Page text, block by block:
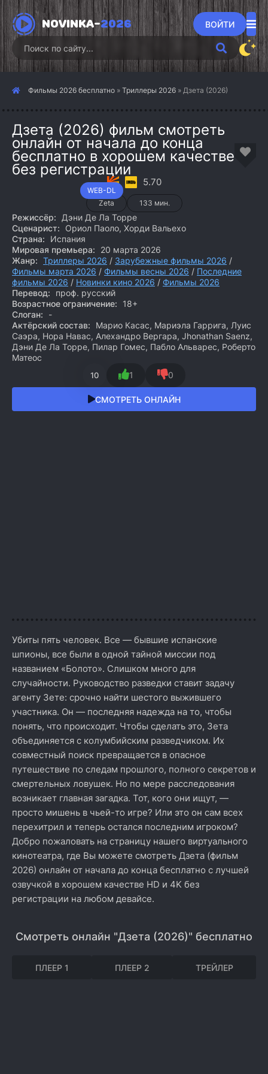
NOVINKA-2026 ВОЙТИ
Фильмы 2026 бесплатно » Триллеры 2026 » Дзета (2026)
Дзета (2026) фильм смотреть
онлайн от начала до конца
бесплатно в хорошем качестве
без регистрации
WEB-DL
5.70
Zeta 133 мин.
Режиссёр:
Дэни Де Ла Торре
Сценарист:
Ориол Паоло, Хорди Вальехо
Страна:
Испания
Мировая премьера:
20 марта 2026
Жанр: Триллеры 2026 / Зарубежные фильмы 2026 /
Фильмы марта 2026 / Фильмы весны 2026 / Последние
фильмы 2026 / Новинки кино 2026 / Фильмы 2026
Перевод:
проф. русский
Возрастное ограничение:
18+
Слоган:
-
Актёрский состав:
Марио Касас, Мариэла Гаррига, Луис
Саэра, Нора Навас, Алехандро Вергара, Jhonathan Saenz,
Дэни Де Ла Торре, Пилар Гомес, Пабло Альварес, Роберто
Матеос
10 1 0
СМОТРЕТЬ ОНЛАЙН
Убиты пять человек. Все — бывшие испанские
шпионы, все были в одной тайной миссии под
названием «Болото». Слишком много для
случайности. Руководство разведки ставит задачу
агенту Зете: срочно найти шестого выжившего
участника. Он — последняя надежда на то, чтобы
понять, что происходит. Чтобы сделать это, Зета
объединяется с колумбийским разведчиком. Их
совместный поиск превращается в опасное
путешествие по следам прошлого, полного секретов и
смертельных ловушек. Но по мере расследования
возникает главная загадка. Тот, кого они ищут, —
просто мишень в чьей-то игре? Или это он сам всех
перехитрил и теперь остался последним игроком?
Добро пожаловать на страницу нашего виртуального
кинотеатра, где Вы можете смотреть Дзета (фильм
2026) онлайн от начала до конца бесплатно с лучшей
озвучкой в хорошем качестве HD и 4K без
регистрации на любом девайсе.
Смотреть онлайн "Дзета (2026)" бесплатно
ПЛЕЕР 1 ПЛЕЕР 2 ТРЕЙЛЕР